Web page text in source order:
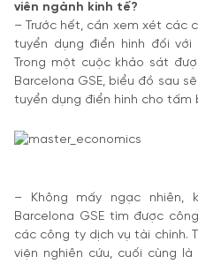
viên ngành kinh tế?
– Trước hết, cần xem xét các
tuyển dụng điển hình đối
Trong một cuộc khảo sát
Barcelona GSE, biểu đồ sau
tuyển dụng điển hình cho tấm
– Không mấy ngạc
Barcelona GSE tìm được
các công ty dịch vụ tài chính.
viện nghiên cứu, cuối cùng